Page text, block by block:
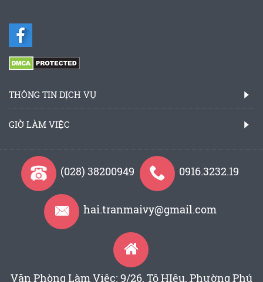
THÔNG TIN DỊCH VỤ
GIỜ LÀM VIỆC
(028) 38200949 0916.3232.19
hai.tranmaivy@gmail.com
Văn Phòng Làm Việc: 9/26, Tô HIệu, Phường Phú